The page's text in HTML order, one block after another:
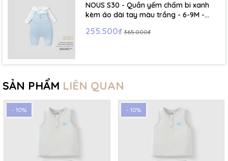
NOUS S30 - Quần yếm chấm bi xanh
kèm áo dài tay màu trắng - 6-9M -
255.500₫ 365.000₫
SẢN PHẨM LIÊN QUAN
- 10% - 10%